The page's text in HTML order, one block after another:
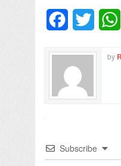
FacebookTwitter
by
Subscribe